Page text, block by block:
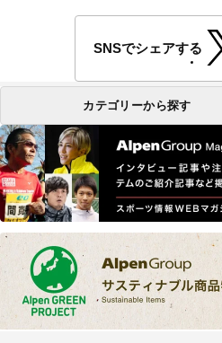
SNSでシェアする
カテゴリーから探す